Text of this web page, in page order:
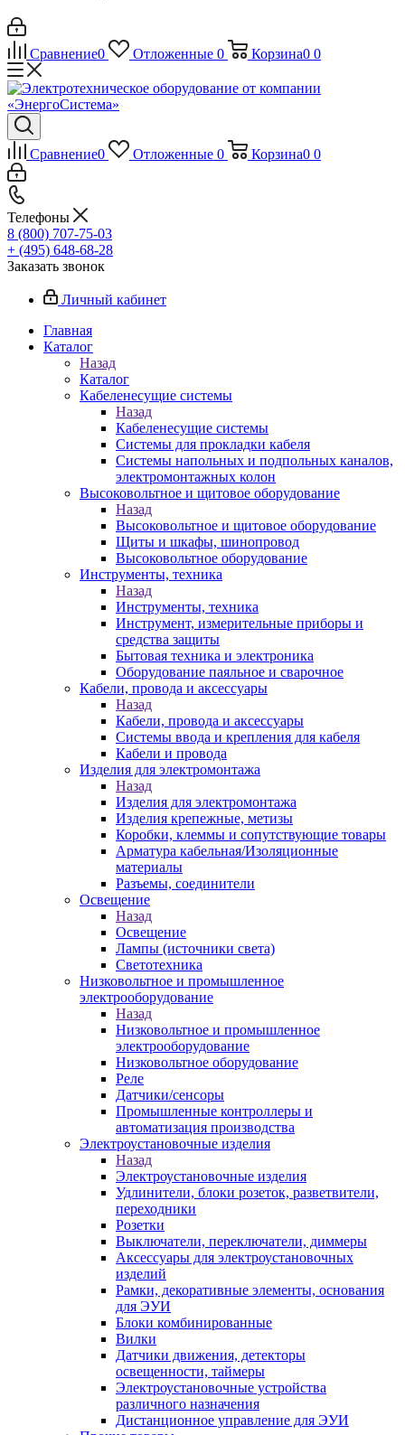
Сравнение0 Отложенные 0 Корзина0 0
Сравнение0 Отложенные 0 Корзина0 0
Телефоны
8 (800) 707-75-03
+ (495) 648-68-28
Заказать звонок
Личный кабинет
Главная
Каталог
Назад
Каталог
Кабеленесущие системы
Назад
Кабеленесущие системы
Системы для прокладки кабеля
Системы напольных и подпольных каналов,
электромонтажных колон
Высоковольтное и щитовое оборудование
Назад
Высоковольтное и щитовое оборудование
Щиты и шкафы, шинопровод
Высоковольтное оборудование
Инструменты, техника
Назад
Инструменты, техника
Инструмент, измерительные приборы и
средства защиты
Бытовая техника и электроника
Оборудование паяльное и сварочное
Кабели, провода и аксессуары
Назад
Кабели, провода и аксессуары
Системы ввода и крепления для кабеля
Кабели и провода
Изделия для электромонтажа
Назад
Изделия для электромонтажа
Изделия крепежные, метизы
Коробки, клеммы и сопутствующие товары
Арматура кабельная/Изоляционные
материалы
Разъемы, соединители
Освещение
Назад
Освещение
Лампы (источники света)
Светотехника
Низковольтное и промышленное
электрооборудование
Назад
Низковольтное и промышленное
электрооборудование
Низковольтное оборудование
Реле
Датчики/сенсоры
Промышленные контроллеры и
автоматизация производства
Электроустановочные изделия
Назад
Электроустановочные изделия
Удлинители, блоки розеток, разветвители,
переходники
Розетки
Выключатели, переключатели, диммеры
Аксессуары для электроустановочных
изделий
Рамки, декоративные элементы, основания
для ЭУИ
Блоки комбинированные
Вилки
Датчики движения, детекторы
освещенности, таймеры
Электроустановочные устройства
различного назначения
Дистанционное управление для ЭУИ